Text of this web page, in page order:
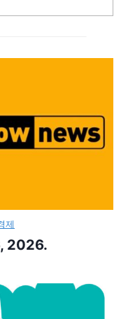
제
2026.